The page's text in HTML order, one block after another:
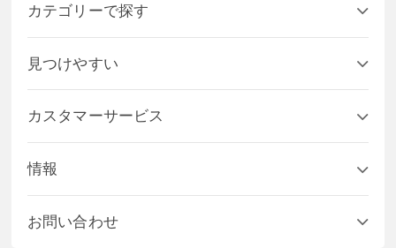
カテゴリーで探す
見つけやすい
カスタマーサービス
情報
お問い合わせ